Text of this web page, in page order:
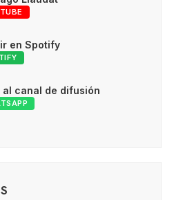
en Spotify
al canal de difusión